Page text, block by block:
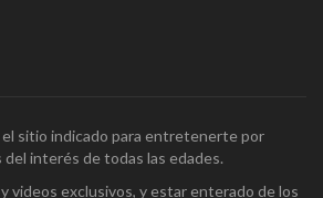
sitio indicado para entretenerte por
interés de todas las edades.
videos exclusivos, y estar enterado de los